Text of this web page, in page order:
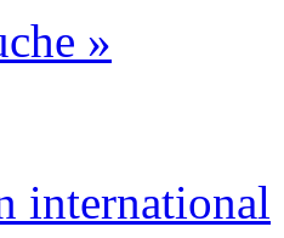
»
international